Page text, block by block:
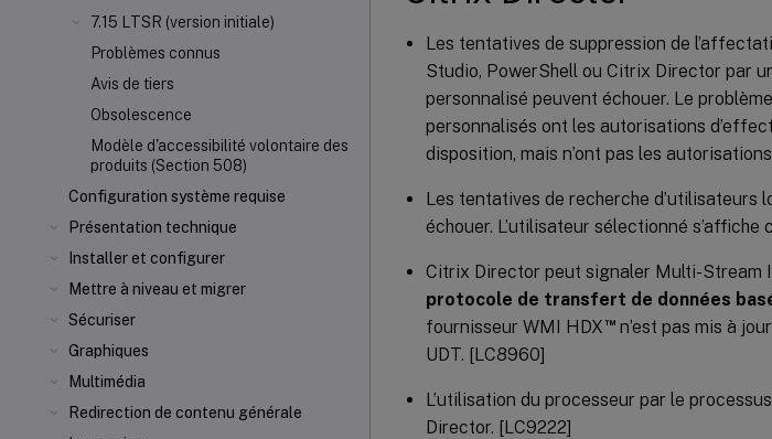
7.15 LTSR (version initiale)
Problèmes connus
Avis de tiers
Obsolescence
Modèle d'accessibilité volontaire des
produits (Section 508)
Configuration système requise
Présentation technique
Installer et configurer
Mettre à niveau et migrer
Sécuriser
Graphiques
Multimédia
Redirection de contenu générale
Les tentatives de suppression de
Studio, PowerShell ou Citrix Director par
personnalisé peuvent échouer. Le
personnalisés ont les autorisations
disposition, mais n’ont pas les
Les tentatives de recherche
échouer. L’utilisateur sélectionné s’affiche
Citrix Director peut signaler Multi-Stream
protocole de transfert de données
fournisseur WMI HDX™n’est pas mis à
UDT. [LC8960]
L’utilisation du processeur par le
Director. [LC9222]